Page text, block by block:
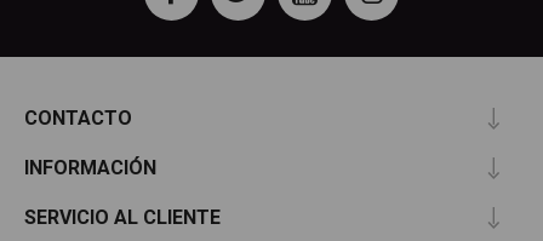
CONTACTO
INFORMACIÓN
SERVICIO AL CLIENTE